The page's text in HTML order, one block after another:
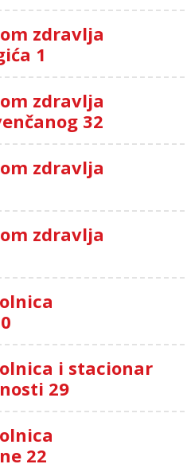
zdravlja
1
zdravlja
32
zdravlja
zdravlja
i stacionar
29
22